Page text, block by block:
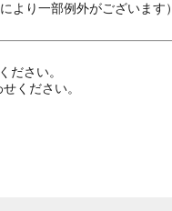
より一部例外がございます）
ださい。
ください。